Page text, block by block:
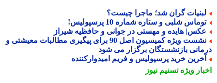
گران شد؛ ماجرا چیست؟
شلبی و ستاره شماره 10 پرسپولیس!
هایده و مهستی در جوانی و حافظیه شیراز
نشست ویژه کمیسیون اصل 90 برای پیگیری مطالبات معیشتی و
بازنشستگان برگزار می شود
خرید پرسپولیس و فریم امیدوارکننده
ویژهتسنیم نیوز